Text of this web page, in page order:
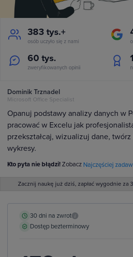
383 tys.+
osób uczyło się z nami
60 tys.
zweryfikowanych opinii
Dominik Trznadel
Microsoft Office Specialist
Opanuj podstawy analizy danych w
pracować w Excelu jak
przekształcaj, wizualizuj dane,
wykresy.
Kto pyta nie błądzi!Zobacz Najczęściej
Zacznij naukę już dziś, zapłać wygodnie za
30 dni na zwrot i
Dostęp bezterminowy